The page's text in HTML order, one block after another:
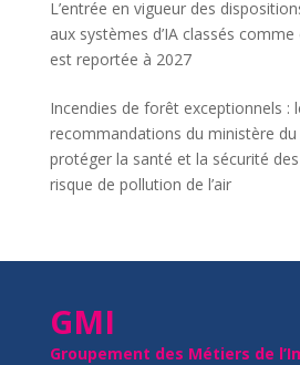
L’entrée en vigueur des
aux systèmes d’IA classés
est reportée à 2027
Incendies de forêt exceptionnels :
recommandations du ministère
protéger la santé et la sécurité
risque de pollution de l’air
GMI
Groupement des Métiers de